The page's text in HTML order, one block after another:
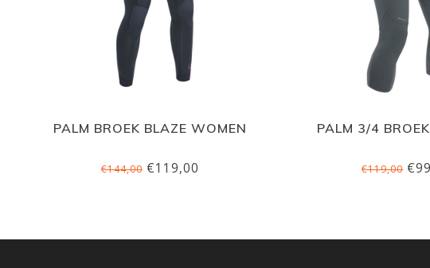
PALM BROEK BLAZE WOMEN
€144,00€119,00
PALM 3/4
€119,00